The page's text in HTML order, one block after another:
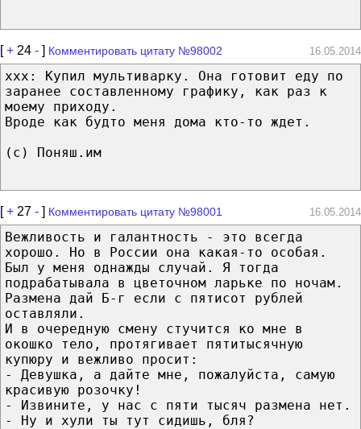
[+ 24 - ] Комментировать цитату №98002 16.05.2014
xxx: Купил мультиварку. Она готовит еду по
заранее составленному графику, как раз к
моему приходу.
Вроде как будто меня дома кто-то ждет.
(с) Поняш.им
[+ 27 - ] Комментировать цитату №98001 16.05.2014
Вежливость и галантность - это всегда
хорошо. Но в России она какая-то особая.
Был у меня однажды случай. Я тогда
подрабатывала в цветочном ларьке по ночам.
Размена дай Б-г если с пятисот рублей
оставляли.
И в очередную смену стучится ко мне в
окошко тело, протягивает пятитысячную
купюру и вежливо просит:
- Девушка, а дайте мне, пожалуйста, самую
красивую розочку!
- Извините, у нас с пяти тысяч размена нет.
- Ну и хули ты тут сидишь, бля?